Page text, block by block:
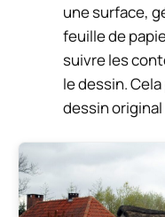
une surface,
feuille de
suivre les
le dessin.
dessin